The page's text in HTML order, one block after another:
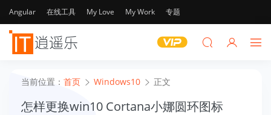
Angular 在线工具 My Love My Work 专题
当前位置： 首页 Windows10 正文
怎样更换win10 Cortana小娜圆环图标